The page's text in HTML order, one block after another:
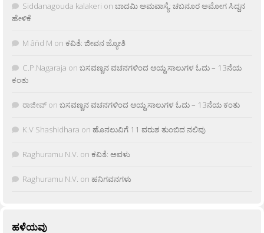
Siddanagouda kalakeri on ಬಾದಮಿ ಅಮವಾಸ್ಯೆ: ಚಬನೂರ ಅಮೋಗ ಸಿದ್ದನ
ಹೇಳಿಕೆ
M âñd M on ಕವಿತೆ: ಜೀವನ ಜ್ಯೋತಿ
C.P.Nagaraja on ಬಸವಣ್ಣನ ವಚನಗಳಿಂದ ಆಯ್ದ ಸಾಲುಗಳ ಓದು – 13ನೆಯ
ಕಂತು
ರಾಜೀವ್ on ಬಸವಣ್ಣನ ವಚನಗಳಿಂದ ಆಯ್ದ ಸಾಲುಗಳ ಓದು – 13ನೆಯ ಕಂತು
K.V Shashidhara on ಹೊನಲುವಿಗೆ 11 ವರುಶ ತುಂಬಿದ ನಲಿವು
Raghuramu N.V. on ಕವಿತೆ: ಅವಳು
Raghuramu N.V. on ಹನಿಗವನಗಳು
ಹಳೆಯವು